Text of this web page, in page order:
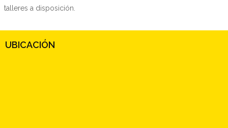
talleres a disposición.
UBICACIÓN